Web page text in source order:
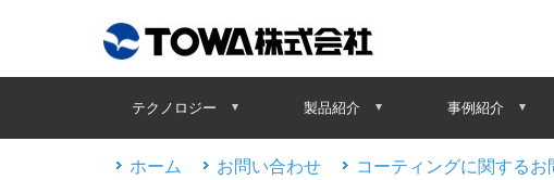
テクノロジー 製品紹介 事例紹介
ホーム お問い合わせ コーティングに関するお